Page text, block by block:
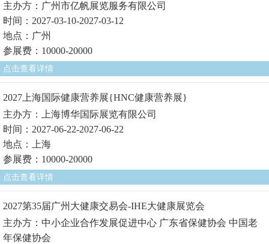
主办方：广州市亿帆展览服务有限公司
时间：2027-03-10-2027-03-12
地点：广州
参展费：10000-20000
点击查看详情
2027上海国际健康营养展{HNC健康营养展}
主办方：上海博华国际展览有限公司
时间：2027-06-22-2027-06-22
地点：上海
参展费：10000-20000
点击查看详情
2027第35届广州大健康交易会-IHE大健康展览会
主办方：中小企业合作发展促进中心 广东省保健协会 中国老
年保健协会